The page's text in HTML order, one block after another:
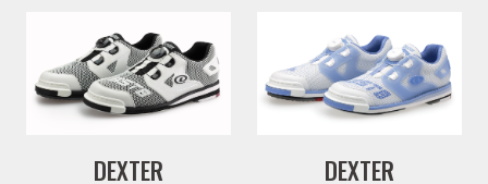
DEXTER
DEXTER